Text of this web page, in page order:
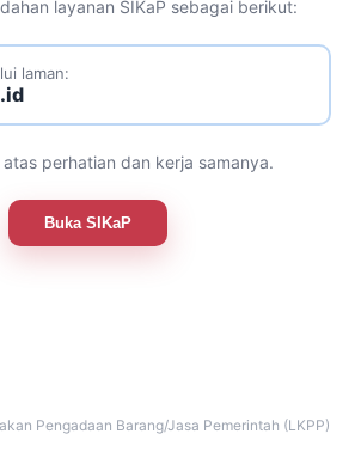
layanan SIKaP sebagai berikut:
laman:
perhatian dan kerja samanya.
Buka SIKaP
Pengadaan Barang/Jasa Pemerintah (LKPP)